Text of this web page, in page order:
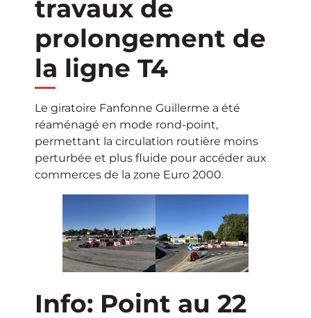
travaux de
prolongement de
la ligne T4
Le giratoire Fanfonne Guillerme a été
réaménagé en mode rond-point,
permettant la circulation routière moins
perturbée et plus fluide pour accéder aux
commerces de la zone Euro 2000.
Info: Point au 22